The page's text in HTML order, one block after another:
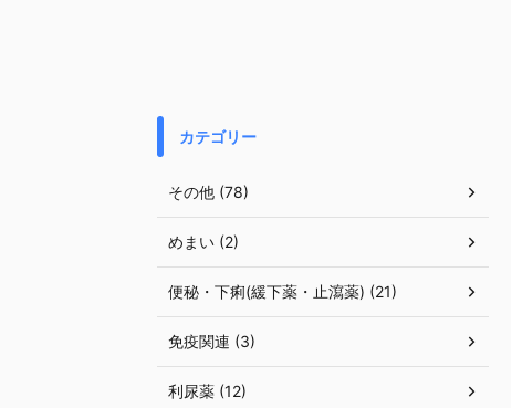
カテゴリー
その他 (78)
めまい (2)
便秘・下痢(緩下薬・止瀉薬) (21)
免疫関連 (3)
利尿薬 (12)